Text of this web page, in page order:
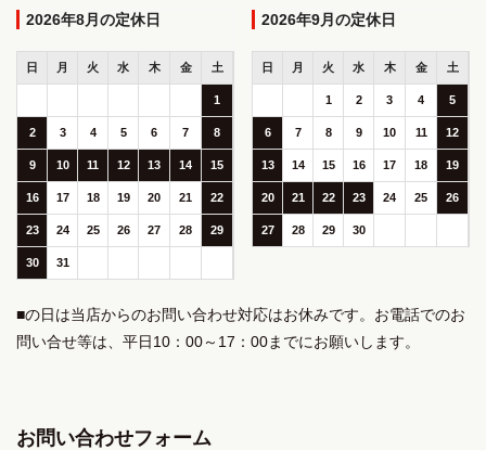
2026年8月
日 月 火 水 木 金 土
1
2 3 4 5 6 7 8
9 10 11 12 13 14 15
16 17 18 19 20 21 22
23 24 25 26 27 28 29
30 31
2026年9月
日 月 火 水 木 金 土
1 2 3 4 5
6 7 8 9 10 11 12
13 14 15 16 17 18 19
20 21 22 23 24 25 26
27 28 29 30
■の日は当店からのお問い合わせ対応はお休みです。お電話でのお
問い合せ等は、平日10：00～17：00までにお願いします。
お問い合わせフォーム